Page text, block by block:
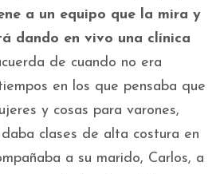
a un equipo que la mira y
dando en vivo una clínica
de cuando no era
en los que pensaba que
y cosas para varones,
clases de alta costura en
a su marido, Carlos, a